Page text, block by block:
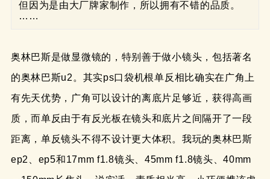
但因为是由大厂牌家制作，所以拥有不错的品质。
……
奥林巴斯是做显微镜的，特别善于做小镜头，包括著名
的奥林巴斯u2。其实ps口袋机根单反相比确实在广角上
有先天优势，广角可以设计的离底片足够近，获得高画
质，而单反由于有反光板在镜头和底片之间隔开了一段
距离，单反镜头不得不设计更大体积。我玩的奥林巴斯
ep2、ep5和17mm f1.8镜头、45mm f1.8镜头、40mm